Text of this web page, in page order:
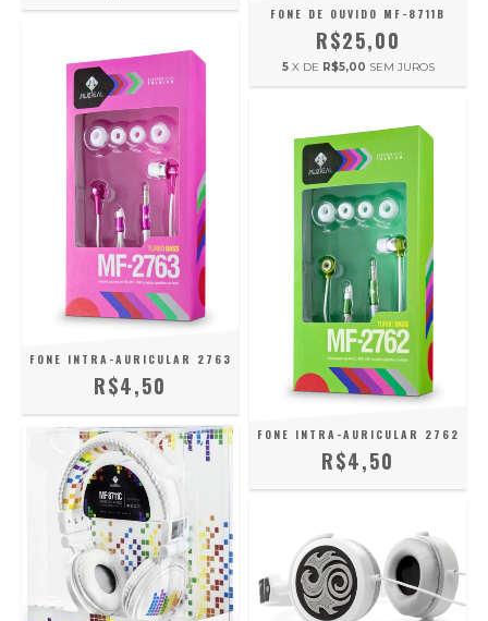
FONE DE OUVIDO MF-8711B
R$25,00
5 X DE R$5,00 SEM JUROS
FONE INTRA-AURICULAR 2763
R$4,50
FONE INTRA-AURICULAR 2762
R$4,50